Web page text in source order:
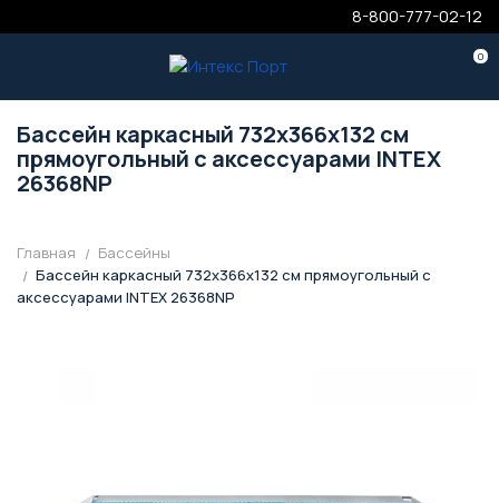
8-800-777-02-12
0
Бассейн каркасный 732х366х132 см
прямоугольный с аксессуарами INTEX
26368NP
Главная
Бассейны
Бассейн каркасный 732х366х132 см прямоугольный с
аксессуарами INTEX 26368NP